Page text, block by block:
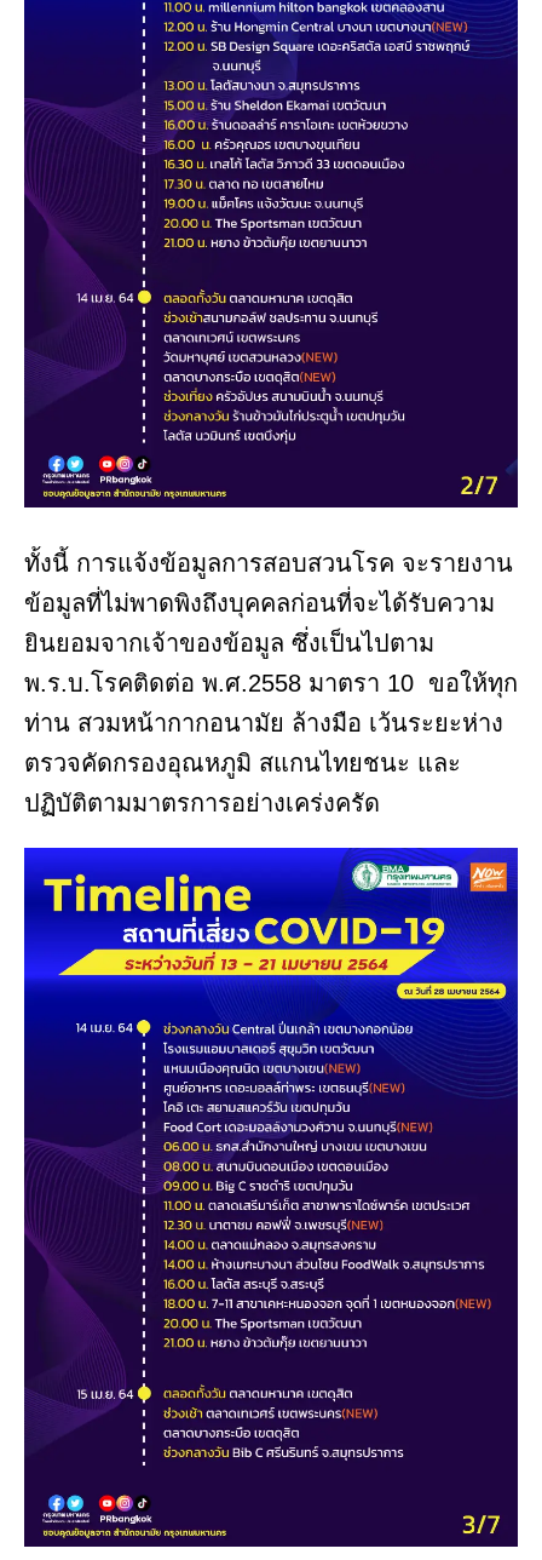
ทั้งนี้ การแจ้งข้อมูลการสอบสวนโรค จะรายงาน
ข้อมูลที่ไม่พาดพิงถึงบุคคลก่อนที่จะได้รับความ
ยินยอมจากเจ้าของข้อมูล ซึ่งเป็นไปตาม
พ.ร.บ.โรคติดต่อ พ.ศ.2558 มาตรา 10 ขอให้ทุก
ท่าน สวมหน้ากากอนามัย ล้างมือ เว้นระยะห่าง
ตรวจคัดกรองอุณหภูมิ สแกนไทยชนะ และ
ปฏิบัติตามมาตรการอย่างเคร่งครัด